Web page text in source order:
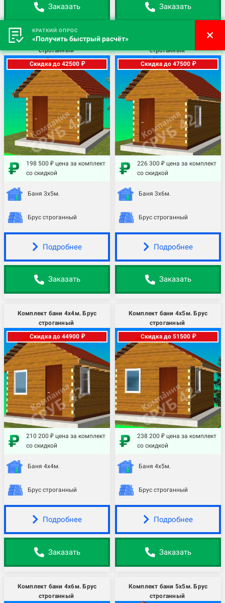
Заказать Заказать
Комплект бани 3х5м. Брус
строганный
Скидка до 42500 ₽
198 500 ₽ цена за комплект
со скидкой
Баня 3х5м.
Брус строганный
Подробнее
Заказать
Комплект бани 3х6м. Брус
строганный
Скидка до 47500 ₽
226 300 ₽ цена за комплект
со скидкой
Баня 3х6м.
Брус строганный
Подробнее
Заказать
Комплект бани 4х4м. Брус
строганный
Скидка до 44900 ₽
210 200 ₽ цена за комплект
со скидкой
Баня 4х4м.
Брус строганный
Подробнее
Заказать
Комплект бани 4х5м. Брус
строганный
Скидка до 51500 ₽
238 200 ₽ цена за комплект
со скидкой
Баня 4х5м.
Брус строганный
Подробнее
Заказать
Комплект бани 4х6м. Брус
строганный
Комплект бани 5х5м. Брус
строганный
КРАТКИЙ ОПРОС
«Получить быстрый расчёт»